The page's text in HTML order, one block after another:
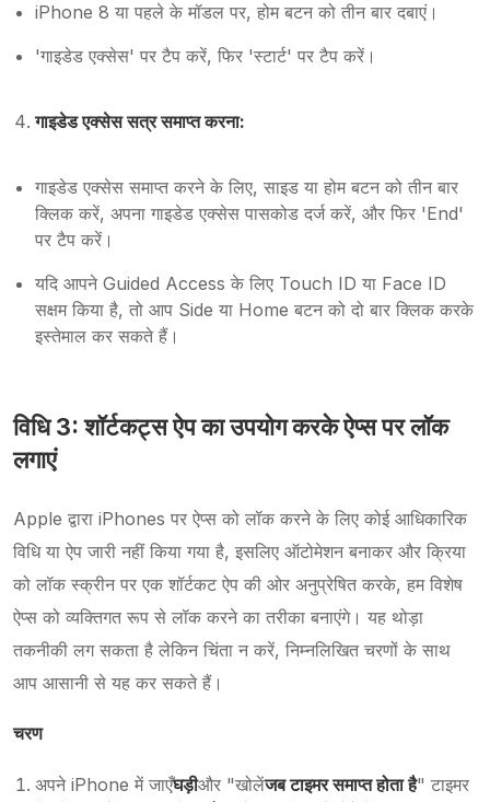
iPhone 8 या पहले के मॉडल पर, होम बटन को तीन बार दबाएं।
'गाइडेड एक्सेस' पर टैप करें, फिर 'स्टार्ट' पर टैप करें।
गाइडेड एक्सेस सत्र समाप्त करना:
गाइडेड एक्सेस समाप्त करने के लिए, साइड या होम बटन को तीन बार
क्लिक करें, अपना गाइडेड एक्सेस पासकोड दर्ज करें, और फिर 'End'
पर टैप करें।
यदि आपने Guided Access के लिए Touch ID या Face ID
सक्षम किया है, तो आप Side या Home बटन को दो बार क्लिक करके
इस्तेमाल कर सकते हैं।
विधि 3: शॉर्टकट्स ऐप का उपयोग करके ऐप्स पर लॉक
लगाएं
Apple द्वारा iPhones पर ऐप्स को लॉक करने के लिए कोई आधिकारिक
विधि या ऐप जारी नहीं किया गया है, इसलिए ऑटोमेशन बनाकर और क्रिया
को लॉक स्क्रीन पर एक शॉर्टकट ऐप की ओर अनुप्रेषित करके, हम विशेष
ऐप्स को व्यक्तिगत रूप से लॉक करने का तरीका बनाएंगे। यह थोड़ा
तकनीकी लग सकता है लेकिन चिंता न करें, निम्नलिखित चरणों के साथ
आप आसानी से यह कर सकते हैं।
चरण
अपने iPhone में जाएँघड़ीऔर "खोलेंजब टाइमर समाप्त होता है" टाइमर